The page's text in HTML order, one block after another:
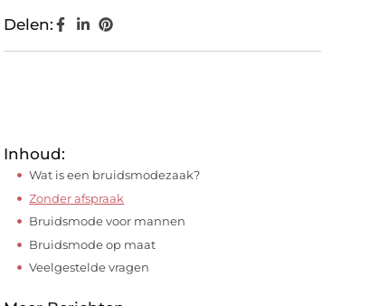
Delen:
Inhoud:
Wat is een bruidsmodezaak?
Zonder afspraak
Bruidsmode voor mannen
Bruidsmode op maat
Veelgestelde vragen